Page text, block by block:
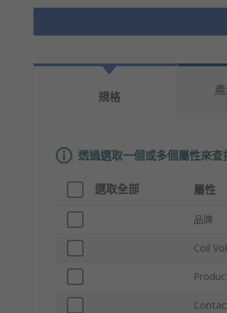
規格
透過選取一個或多個屬性來查
選取全部 屬性
品牌
Coil